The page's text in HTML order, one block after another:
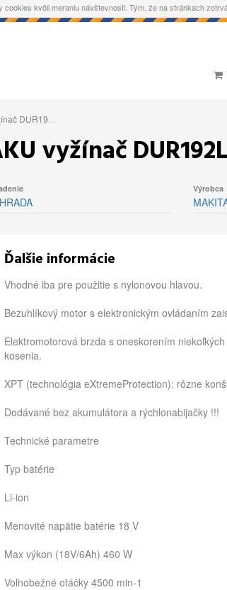
kvôli meraniu návštevnosti. Tým, že na stránkach
DUR192LZ
vyžínač
Výrobca
Ďalšie informácie
Vhodné iba pre použitie s nylonovou hlavou.
Bezuhlíkový motor s elektronickým ovládaním
Elektromotorová brzda s oneskorením
kosenia.
XPT (technológia eXtremeProtection): rôzne
Dodávané bez akumulátora a rýchlonabijačky !!!
Technické parametre
Typ batérie
Li-ion
Menovité napätie batérie 18 V
Max výkon (18V/6Ah) 460 W
Voľnobežné otáčky 4500 min-1